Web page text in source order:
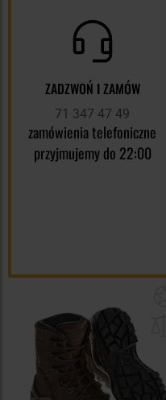
ZADZWOŃ I ZAMÓW
71 347 47 49
zamówienia telefoniczne
przyjmujemy do 22:00